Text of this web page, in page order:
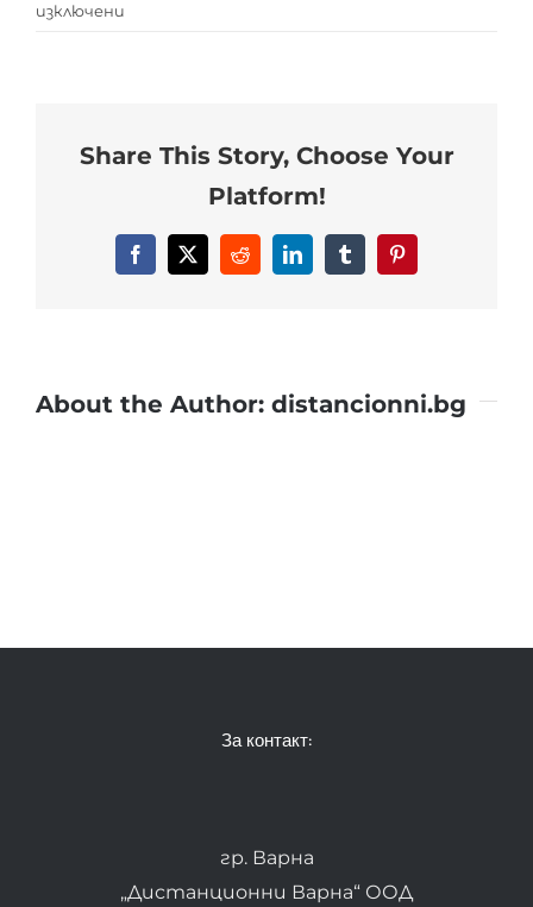
изключени
Share This Story, Choose Your
Platform!
Facebook
X RedditLinkedInTumblrPinterest
About the Author: distancionni.bg
За контакт:
гр. Варна
„Дистанционни Варна“ ООД